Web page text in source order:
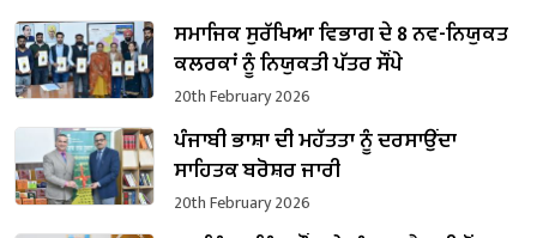
ਸਮਾਜਿਕ ਸੁਰੱਖਿਆ ਵਿਭਾਗ ਦੇ 8 ਨਵ-ਨਿਯੁਕਤ
ਕਲਰਕਾਂ ਨੂੰ ਨਿਯੁਕਤੀ ਪੱਤਰ ਸੌਂਪੇ
20th February 2026
ਪੰਜਾਬੀ ਭਾਸ਼ਾ ਦੀ ਮਹੱਤਤਾ ਨੂੰ ਦਰਸਾਉਂਦਾ
ਸਾਹਿਤਕ ਬਰੋਸ਼ਰ ਜਾਰੀ
20th February 2026